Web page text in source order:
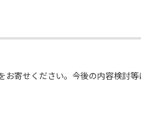
お寄せください。今後の内容検討等